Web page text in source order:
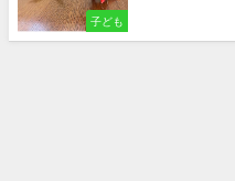
子ども